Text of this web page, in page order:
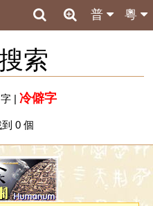
粵
普
索
| 冷僻字
0 個